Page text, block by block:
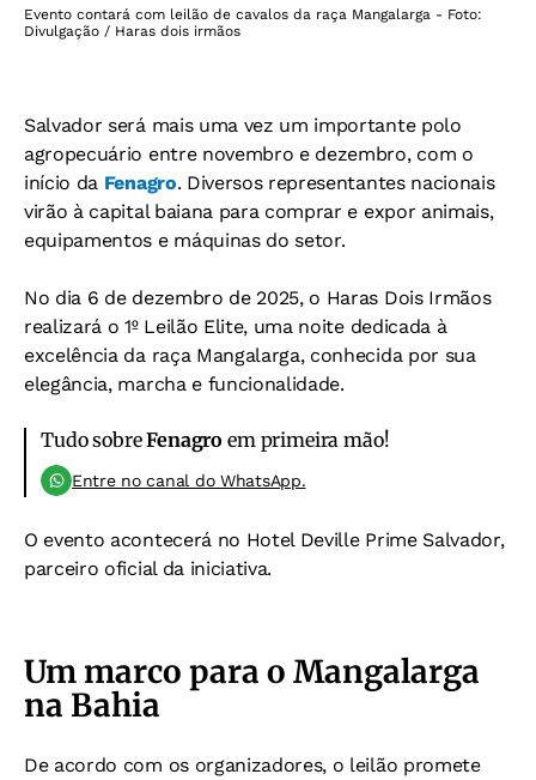
Evento contará com leilão de cavalos da raça Mangalarga - Foto:
Divulgação / Haras dois irmãos
Salvador será mais uma vez um importante polo
agropecuário entre novembro e dezembro, com o
início da Fenagro. Diversos representantes nacionais
virão à capital baiana para comprar e expor animais,
equipamentos e máquinas do setor.
No dia 6 de dezembro de 2025, o Haras Dois Irmãos
realizará o 1º Leilão Elite, uma noite dedicada à
excelência da raça Mangalarga, conhecida por sua
elegância, marcha e funcionalidade.
Tudo sobreFenagro em primeira mão!
Entre no canal do WhatsApp.
O evento acontecerá no Hotel Deville Prime Salvador,
parceiro oficial da iniciativa.
Um marco para o Mangalarga
na Bahia
De acordo com os organizadores, o leilão promete